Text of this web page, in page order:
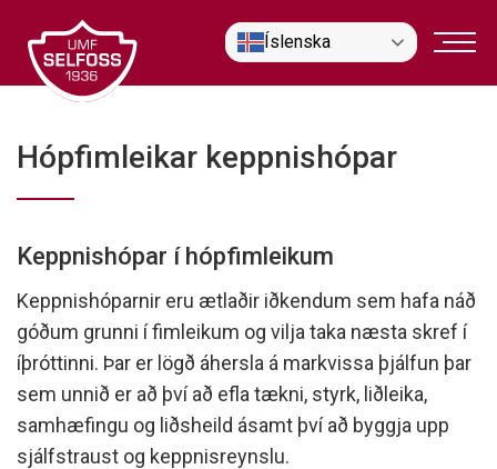
efni
Íslenska
Hópfimleikar keppnishópar
Keppnishópar í hópfimleikum
Keppnishóparnir eru ætlaðir iðkendum sem hafa náð
góðum grunni í fimleikum og vilja taka næsta skref í
íþróttinni. Þar er lögð áhersla á markvissa þjálfun þar
sem unnið er að því að efla tækni, styrk, liðleika,
samhæfingu og liðsheild ásamt því að byggja upp
sjálfstraust og keppnisreynslu.